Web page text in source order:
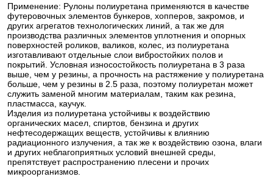
Применение: Рулоны полиуретана применяются в качестве
футеровочных элементов бункеров, хопперов, закромов, и
других агрегатов технологических линий, а так же для
производства различных элементов уплотнения и опорных
поверхностей роликов, валиков, колес, из полиуретана
изготавливают отдельные слои вибростойких полов и
покрытий. Условная износостойкость полиуретана в 3 раза
выше, чем у резины, а прочность на растяжение у полиуретана
больше, чем у резины в 2.5 раза, поэтому полиуретан может
служить заменой многим материалам, таким как резина,
пластмасса, каучук.
Изделия из полиуретана устойчивы к воздействию
органических масел, спиртов, бензина и других
нефтесодержащих веществ, устойчивы к влиянию
радиационного излучения, а так же к воздействию озона, влаги
и других неблагоприятных условий внешней среды,
препятствует распространению плесени и прочих
микроорганизмов.